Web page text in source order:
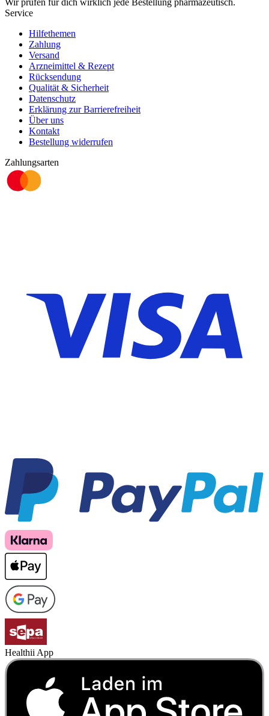
Service
Hilfethemen
Zahlung
Versand
Arzneimittel & Rezept
Rücksendung
Qualität & Sicherheit
Datenschutz
Erklärung zur Barrierefreiheit
Über uns
Kontakt
Bestellung widerrufen
Zahlungsarten
Healthii App